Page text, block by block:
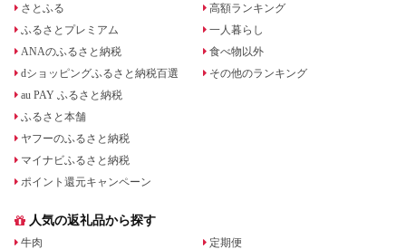
さとふる
ふるさとプレミアム
ANAのふるさと納税
dショッピングふるさと納税百選
au PAY ふるさと納税
ふるさと本舗
ヤフーのふるさと納税
マイナビふるさと納税
ポイント還元キャンペーン
高額ランキング
一人暮らし
食べ物以外
その他のランキング
人気の返礼品から探す
牛肉
定期便